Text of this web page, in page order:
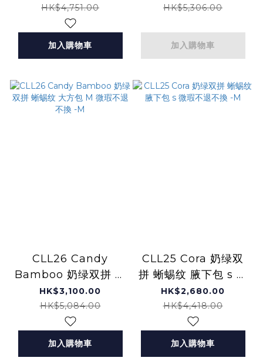
HK$4,751.00
加入購物車
不換 -M
HK$5,306.00
加入購物車
CLL26 Candy
Bamboo 奶绿双拼 蜥
蜴纹 大方包 M 微瑕不
退不換 -M
HK$3,100.00
HK$5,084.00
加入購物車
CLL25 Cora 奶绿双
拼 蜥蜴纹 腋下包 s 微
瑕不退不換 -M
HK$2,680.00
HK$4,418.00
加入購物車